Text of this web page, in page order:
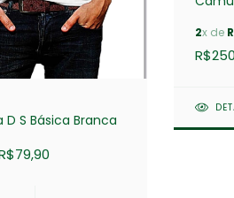
S Básica Branca
2x de